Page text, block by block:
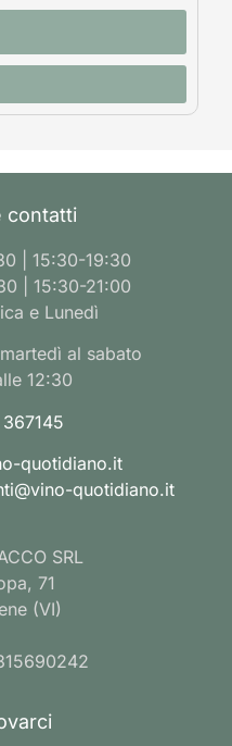
contatti
| 15:30-19:30
| 15:30-21:00
e Lunedì
al sabato
12:30
quotidiano.it
quotidiano.it
SRL
71
(VI)